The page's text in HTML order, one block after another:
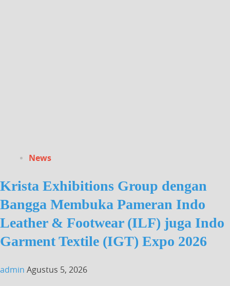
News
Krista Exhibitions Group dengan
Bangga Membuka Pameran Indo
Leather & Footwear (ILF) juga Indo
Garment Textile (IGT) Expo 2026
admin Agustus 5, 2026